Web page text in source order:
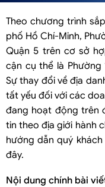
Theo chương trình
phố Hồ Chí-Minh,
Quận 5 trên cơ sở
cận cụ thể là Phường
Sự thay đổi về địa
tất yếu đối với các
đang hoạt động trên
tin theo địa giới hành
hướng dẫn quý
đây.
Nội dung chính bài